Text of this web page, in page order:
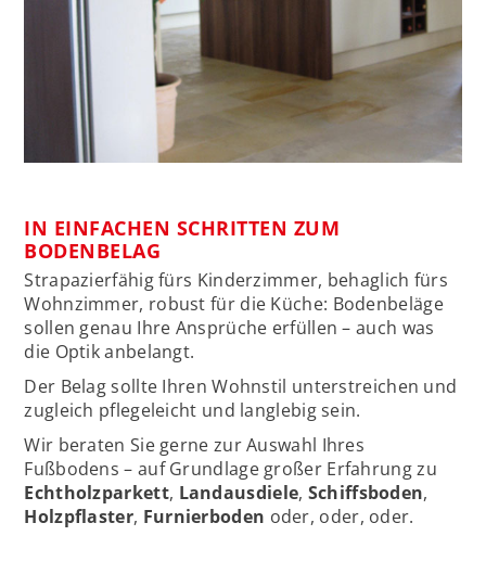
IN EINFACHEN SCHRITTEN ZUM
BODENBELAG
Strapazierfähig fürs Kinderzimmer, behaglich fürs
Wohnzimmer, robust für die Küche: Bodenbeläge
sollen genau Ihre Ansprüche erfüllen – auch was
die Optik anbelangt.
Der Belag sollte Ihren Wohnstil unterstreichen und
zugleich pflegeleicht und langlebig sein.
Wir beraten Sie gerne zur Auswahl Ihres
Fußbodens – auf Grundlage großer Erfahrung zu
Echtholzparkett, Landausdiele, Schiffsboden,
Holzpflaster, Furnierboden oder, oder, oder.